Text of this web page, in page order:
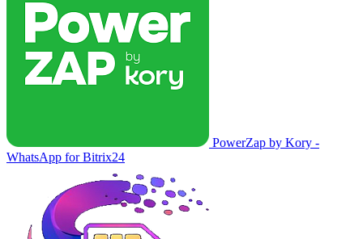
PowerZap by Kory -
WhatsApp for Bitrix24